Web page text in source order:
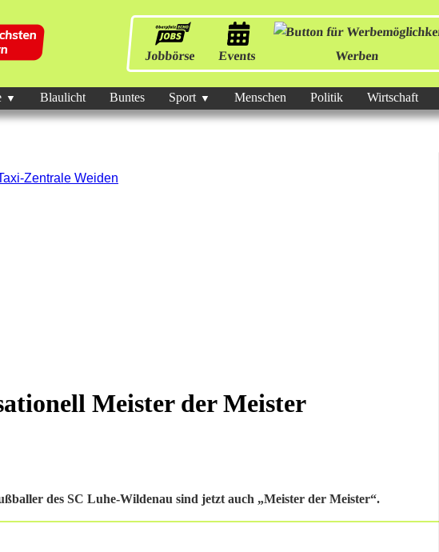
Jobbörse Events Werben
Blaulicht Buntes Sport Menschen Politik Wirtschaft
Meister der Meister
des SC Luhe-Wildenau sind jetzt auch „Meister der Meister“.